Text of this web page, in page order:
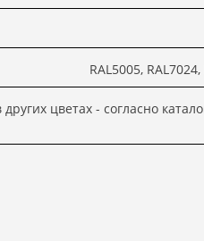
RAL5005,
цветах - согласно